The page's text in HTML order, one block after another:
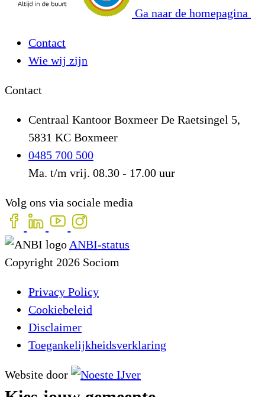
Ga naar de homepagina
Contact
Wie wij zijn
Contact
Centraal Kantoor Boxmeer De Raetsingel 5,
5831 KC Boxmeer
0485 700 500
Ma. t/m vrij. 08.30 - 17.00 uur
Volg ons via sociale media
ANBI-status
Copyright 2026 Sociom
Privacy Policy
Cookiebeleid
Disclaimer
Toegankelijkheidsverklaring
Website door